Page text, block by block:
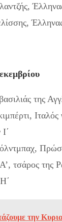
της
Ιταλός
τσάρος της
την